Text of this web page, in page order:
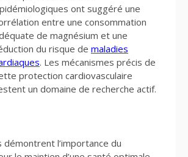
ont suggéré une
entre une consommation
de magnésium et une
du risque de maladies
. Les mécanismes précis de
protection cardiovasculaire
un domaine de recherche actif.
démontrent l’importance du